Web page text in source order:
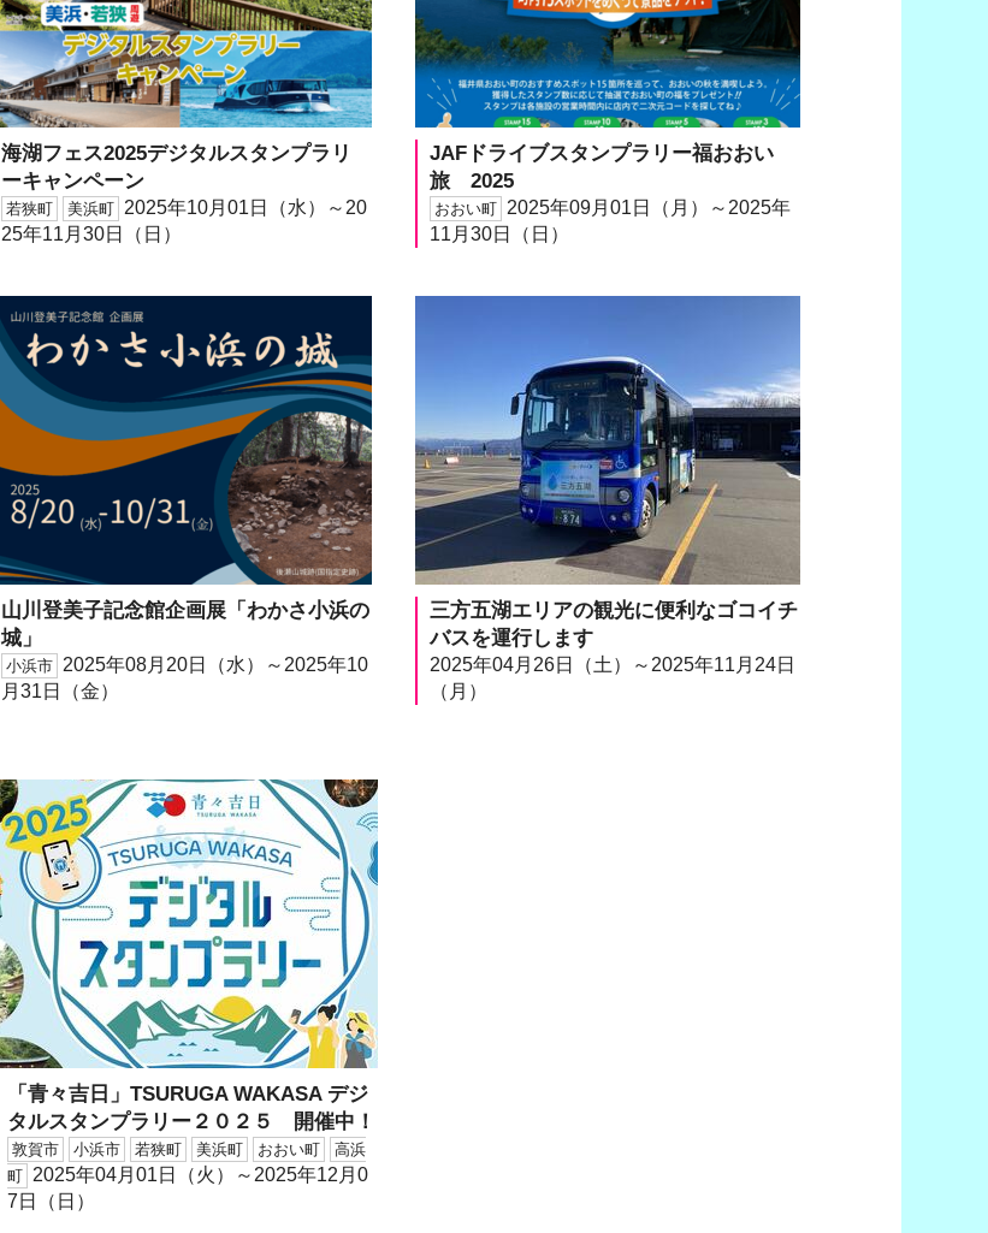
海湖フェス2025デジタルスタンプラリ
ーキャンペーン
若狭町 美浜町 2025年10月01日（水）～20
25年11月30日（日）
JAFドライブスタンプラリー福おおい
旅 2025
おおい町 2025年09月01日（月）～2025年
11月30日（日）
山川登美子記念館企画展「わかさ小浜の
城」
小浜市 2025年08月20日（水）～2025年10
月31日（金）
三方五湖エリアの観光に便利なゴコイチ
バスを運行します
2025年04月26日（土）～2025年11月24日
（月）
「青々吉日」TSURUGA WAKASA デジ
タルスタンプラリー２０２５ 開催中！
敦賀市 小浜市 若狭町 美浜町 おおい町
高浜
町 2025年04月01日（火）～2025年12月0
7日（日）